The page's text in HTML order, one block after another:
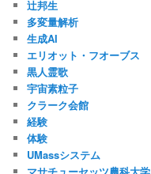
辻邦生
多変量解析
生成AI
エリオット・フオーブス
黒人霊歌
宇宙素粒子
クラーク会館
経験
体験
UMassシステム
マサチューセッツ農科大学